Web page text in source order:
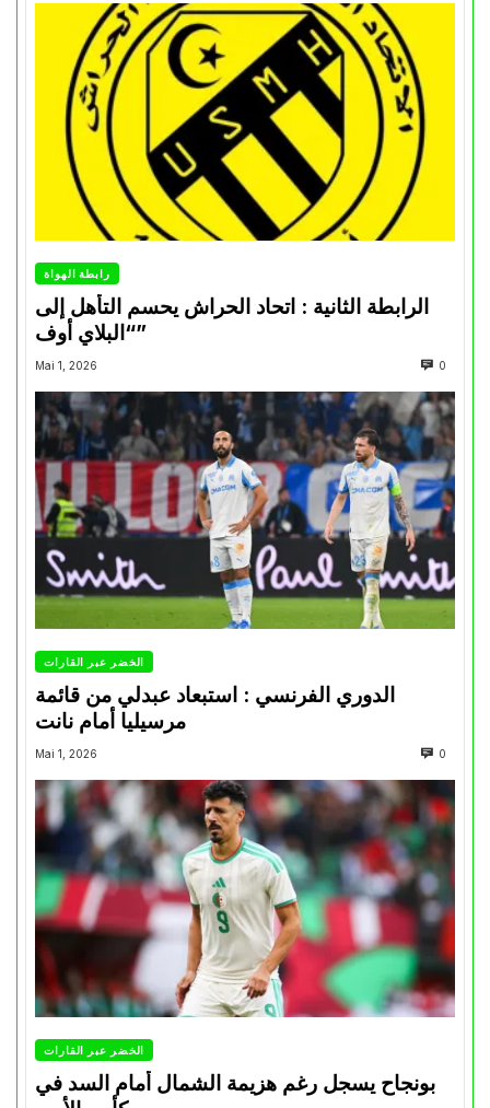
رابطة الهواة
الرابطة الثانية : اتحاد الحراش يحسم التأهل إلى
“البلاي أوف”
Mai 1, 2026 0
الخضر عبر القارات
الدوري الفرنسي : استبعاد عبدلي من قائمة
مرسيليا أمام نانت
Mai 1, 2026 0
الخضر عبر القارات
بونجاح يسجل رغم هزيمة الشمال أمام السد في